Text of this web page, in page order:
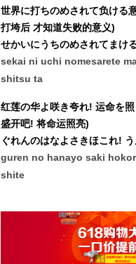
世界に打ちのめされて负ける
打垮后 才知道失败的意义)
せかいにうちのめされてまけ
sekai ni uchi nomesarete
shitsu ta
红莲の华よ咲き夸れ! 运命を
盛开吧! 将命运照亮)
ぐれんのはなよさきほこれ!
guren no hanayo saki
shite